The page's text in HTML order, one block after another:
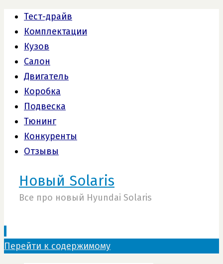
Тест-драйв
Комплектации
Кузов
Салон
Двигатель
Коробка
Подвеска
Тюнинг
Конкуренты
Отзывы
Новый Solaris
Все про новый Hyundai Solaris
Перейти к содержимому